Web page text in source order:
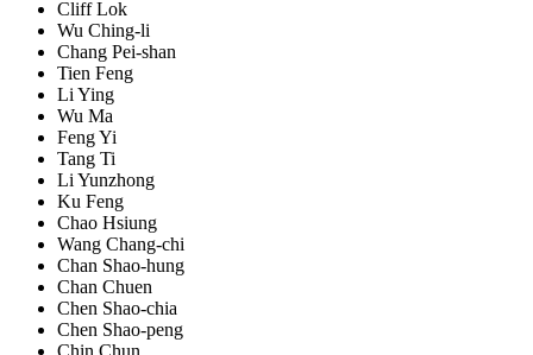
Cliff Lok
Wu Ching-li
Chang Pei-shan
Tien Feng
Li Ying
Wu Ma
Feng Yi
Tang Ti
Li Yunzhong
Ku Feng
Chao Hsiung
Wang Chang-chi
Chan Shao-hung
Chan Chuen
Chen Shao-chia
Chen Shao-peng
Chin Chun